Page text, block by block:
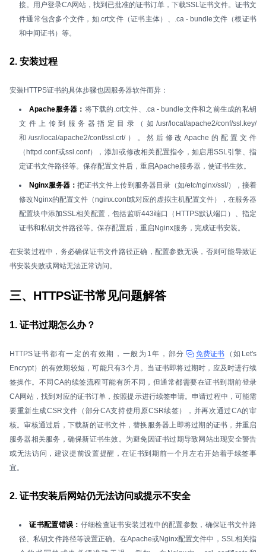
接。用户登录CA网站，找到已批准的证书订单，下载SSL证书文件。证书文
件通常包含多个文件，如.crt文件（证书主体）、.ca - bundle文件（根证书
和中间证书）等。
2. 安装过程
安装HTTPS证书的具体步骤也因服务器软件而异：
Apache服务器： 将下载的.crt文件、.ca - bundle文件和之前生成的私钥
文件上传到服务器指定目录（如/usr/local/apache2/conf/ssl.key/
和/usr/local/apache2/conf/ssl.crt/）。然后修改Apache的配置文件
（httpd.conf或ssl.conf），添加或修改相关配置指令，如启用SSL引擎、指
定证书文件路径等。保存配置文件后，重启Apache服务器，使证书生效。
Nginx服务器：把证书文件上传到服务器目录（如/etc/nginx/ssl/），接着
修改Nginx的配置文件（nginx.conf或对应的虚拟主机配置文件），在服务器
配置块中添加SSL相关配置，包括监听443端口（HTTPS默认端口）、指定
证书和私钥文件路径等。保存配置后，重启Nginx服务，完成证书安装。
在安装过程中，务必确保证书文件路径正确，配置参数无误，否则可能导致证
书安装失败或网站无法正常访问。
三、HTTPS证书常见问题解答
1. 证书过期怎么办？
HTTPS证书都有一定的有效期，一般为1年，部分 免费证书 （如Let's
Encrypt）的有效期较短，可能只有3个月。当证书即将过期时，应及时进行续
签操作。不同CA的续签流程可能有所不同，但通常都需要在证书到期前登录
CA网站，找到对应的证书订单，按照提示进行续签申请。申请过程中，可能需
要重新生成CSR文件（部分CA支持使用原CSR续签），并再次通过CA的审
核。审核通过后，下载新的证书文件，替换服务器上即将过期的证书，并重启
服务器相关服务，确保新证书生效。为避免因证书过期导致网站出现安全警告
或无法访问，建议提前设置提醒，在证书到期前一个月左右开始着手续签事
宜。
2. 证书安装后网站仍无法访问或提示不安全
证书配置错误： 仔细检查证书安装过程中的配置参数，确保证书文件路
径、私钥文件路径等设置正确。在Apache或Nginx配置文件中，SSL相关指